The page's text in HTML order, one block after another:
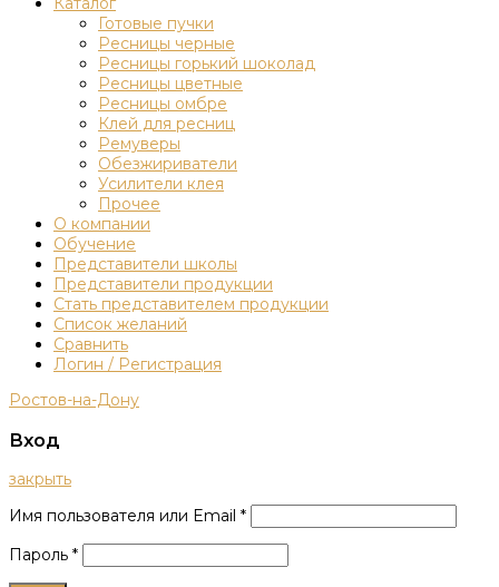
Готовые пучки
Ресницы черные
Ресницы горький шоколад
Ресницы цветные
Ресницы омбре
Клей для ресниц
Ремуверы
Обезжириватели
Усилители клея
Прочее
О компании
Обучение
Представители школы
Представители продукции
Стать представителем продукции
Список желаний
Сравнить
Логин / Регистрация
Ростов-на-Дону
Вход
закрыть
Имя пользователя или Email *
Пароль *